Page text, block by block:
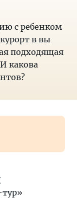
с ребенком
в вы
подходящая
какова